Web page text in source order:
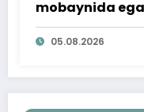
mobaynida
ta’minlab
05.08.2026